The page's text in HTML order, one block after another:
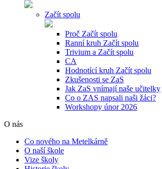
Začít spolu
Proč Začít spolu
Ranní kruh Začít spolu
Trivium a Začít spolu
CA
Hodnotící kruh Začít spolu
Zkušenosti se ZaS
Jak ZaS vnímají naše učitelky
Co o ZAS napsali naši žáci?
Workshopy únor 2026
O nás
Co nového na Metelkárně
O naší škole
Vize školy